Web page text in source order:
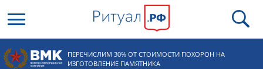
Круглосуточная справочная
8 (495) 100-31-15
ПЕРЕЧИСЛИМ 30% ОТ СТОИМОСТИ ПОХОРОН НА
ИЗГОТОВЛЕНИЕ ПАМЯТНИКА